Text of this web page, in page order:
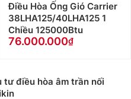
Điều Hòa Ống Gió Carrier
38LHA125/40LHA125 1
Chiều 125000Btu
76.000.000
tư điều hòa âm trần nối